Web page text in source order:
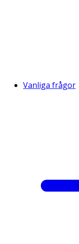
Vanliga frågor